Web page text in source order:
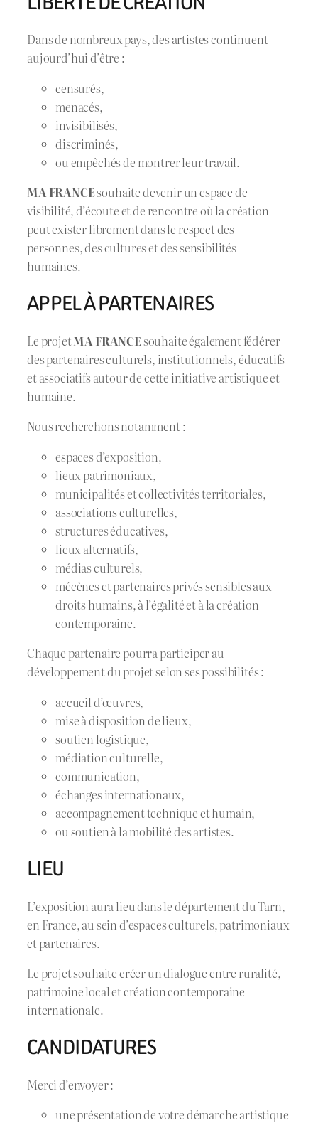
Dans de nombreux pays, des artistes continuent
aujourd’hui d’être :
censurés,
menacés,
invisibilisés,
discriminés,
ou empêchés de montrer leur travail.
MA FRANCEsouhaite devenir un espace de
visibilité, d’écoute et de rencontre où la création
peut exister librement dans le respect des
personnes, des cultures et des sensibilités
humaines.
APPEL À PARTENAIRES
Le projetMA FRANCEsouhaite également fédérer
des partenaires culturels, institutionnels, éducatifs
et associatifs autour de cette initiative artistique et
humaine.
Nous recherchons notamment :
espaces d’exposition,
lieux patrimoniaux,
municipalités et collectivités territoriales,
associations culturelles,
structures éducatives,
lieux alternatifs,
médias culturels,
mécènes et partenaires privés sensibles aux
droits humains, à l’égalité et à la création
contemporaine.
Chaque partenaire pourra participer au
développement du projet selon ses possibilités :
accueil d’œuvres,
mise à disposition de lieux,
soutien logistique,
médiation culturelle,
communication,
échanges internationaux,
accompagnement technique et humain,
ou soutien à la mobilité des artistes.
LIEU
L’exposition aura lieu dans le département du Tarn,
en France, au sein d’espaces culturels, patrimoniaux
et partenaires.
Le projet souhaite créer un dialogue entre ruralité,
patrimoine local et création contemporaine
internationale.
CANDIDATURES
Merci d’envoyer :
une présentation de votre démarche artistique